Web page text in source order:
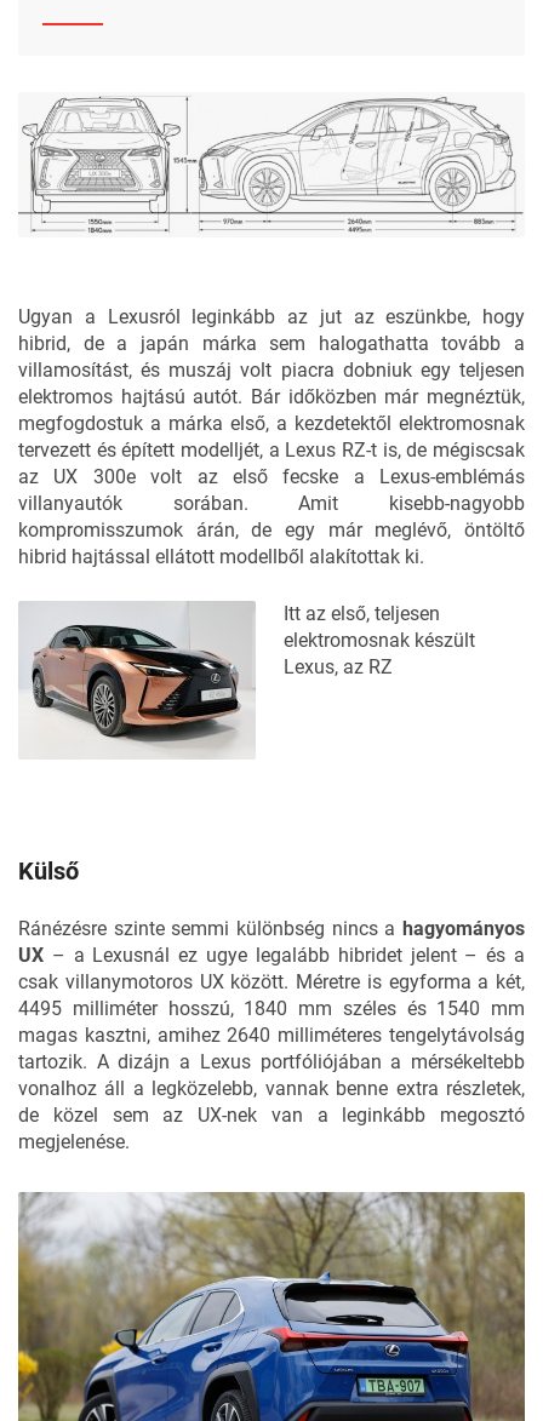
Ugyan a Lexusról leginkább az jut az eszünkbe, hogy
hibrid, de a japán márka sem halogathatta tovább a
villamosítást, és muszáj volt piacra dobniuk egy teljesen
elektromos hajtású autót. Bár időközben már megnéztük,
megfogdostuk a márka első, a kezdetektől elektromosnak
tervezett és épített modelljét, a Lexus RZ-t is, de mégiscsak
az UX 300e volt az első fecske a Lexus-emblémás
villanyautók sorában. Amit kisebb-nagyobb
kompromisszumok árán, de egy már meglévő, öntöltő
hibrid hajtással ellátott modellből alakítottak ki.
Itt az első, teljesen
elektromosnak készült
Lexus, az RZ
Külső
Ránézésre szinte semmi különbség nincs a hagyományos
UX – a Lexusnál ez ugye legalább hibridet jelent – és a
csak villanymotoros UX között. Méretre is egyforma a két,
4495 milliméter hosszú, 1840 mm széles és 1540 mm
magas kasztni, amihez 2640 milliméteres tengelytávolság
tartozik. A dizájn a Lexus portfóliójában a mérsékeltebb
vonalhoz áll a legközelebb, vannak benne extra részletek,
de közel sem az UX-nek van a leginkább megosztó
megjelenése.